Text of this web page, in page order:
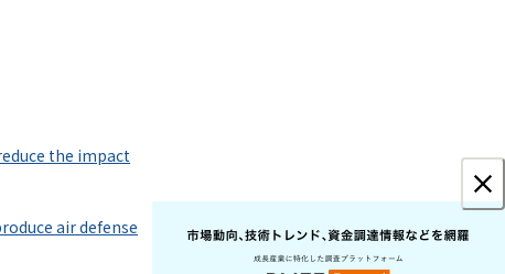
the impact
air defense